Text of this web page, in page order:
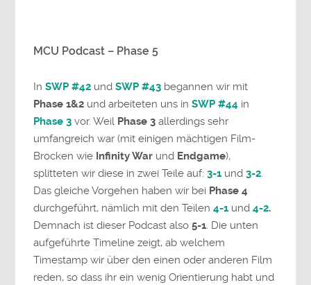
MCU Podcast – Phase 5
InSWP #42 undSWP #43 begannen wir mit
Phase 1&2 und arbeiteten uns inSWP #44 in
Phase 3 vor. Weil Phase 3 allerdings sehr
umfangreich war (mit einigen mächtigen Film-
Brocken wie Infinity War und Endgame),
splitteten wir diese in zwei Teile auf:3-1 und3-2.
Das gleiche Vorgehen haben wir bei Phase 4
durchgeführt, nämlich mit den Teilen4-1 und4-2.
Demnach ist dieser Podcast also5-1. Die unten
aufgeführte Timeline zeigt, ab welchem
Timestamp wir über den einen oder anderen Film
reden, so dass ihr ein wenig Orientierung habt und